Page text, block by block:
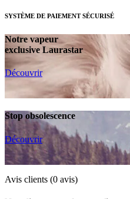
SYSTÈME DE PAIEMENT SÉCURISÉ
Notre vapeur
exclusive Laurastar
Découvrir
Stop obsolescence
Découvrir
Avis clients (0 avis)